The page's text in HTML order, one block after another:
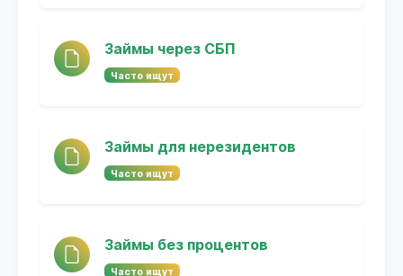
Займы через СБП
Часто ищут
Займы для нерезидентов
Часто ищут
Займы без процентов
Часто ищут